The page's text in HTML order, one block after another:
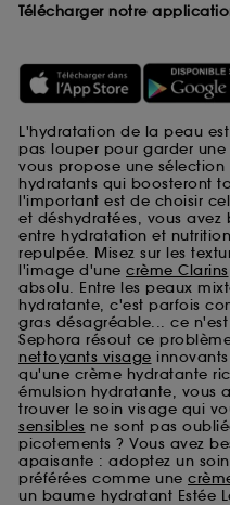
Télécharger notre
L'hydratation de la peau
pas louper pour garder
vous propose une
hydratants qui boosteront
l'important est de choisir
et déshydratées, vous
entre hydratation et
repulpée. Misez sur les
l'image d'une crème Clarins
absolu. Entre les peaux
hydratante, c'est parfois
gras désagréable... ce
Sephora résout ce
nettoyants visage
qu'une crème hydratante
émulsion hydratante, vous
trouver le soin visage qui
sensibles ne sont pas
picotements ? Vous avez
apaisante : adoptez un
préférées comme une
un baume hydratant Estée